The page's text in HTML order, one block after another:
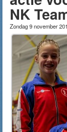
NK
Zondag 9 november